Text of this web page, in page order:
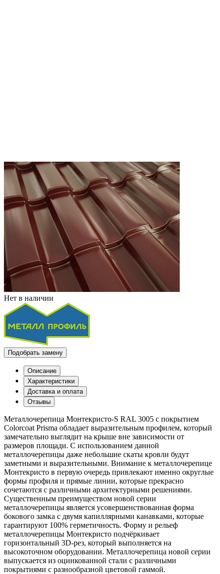
Нет в наличии
Подобрать замену
Описание
Характеристики
Доставка и оплата
Отзывы
Металлочерепица Монтекристо-S RAL 3005 с покрытием
Colorcoat Prisma обладает выразительным профилем, который
замечательно выглядит на крыше вне зависимости от
размеров площади. С использованием данной
металлочерепицы даже небольшие скаты кровли будут
заметными и выразительными. Внимание к металлочерепице
Монтекристо в первую очередь привлекают именно округлые
формы профиля и прямые линии, которые прекрасно
сочетаются с различными архитектурными решениями.
Существенным преимуществом новой серии
металлочерепицы является усовершенствованная форма
бокового замка с двумя капиллярными канавками, которые
гарантируют 100% герметичность. Форму и рельеф
металлочерепицы Монтекристо подчёркивает
горизонтальный 3D-рез, который выполняется на
высокоточном оборудовании. Металлочерепица новой серии
выпускается из оцинкованной стали с различными
покрытиями с разнообразной цветовой гаммой.